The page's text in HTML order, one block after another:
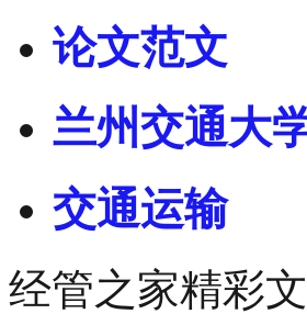
论文范文
兰州交通大
交通运输
经管之家精彩